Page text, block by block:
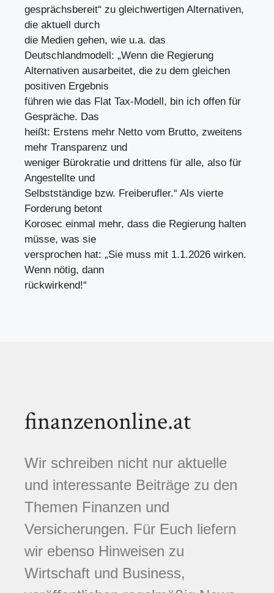
gesprächsbereit“ zu gleichwertigen Alternativen,
die aktuell durch
die Medien gehen, wie u.a. das
Deutschlandmodell: „Wenn die Regierung
Alternativen ausarbeitet, die zu dem gleichen
positiven Ergebnis
führen wie das Flat Tax-Modell, bin ich offen für
Gespräche. Das
heißt: Erstens mehr Netto vom Brutto, zweitens
mehr Transparenz und
weniger Bürokratie und drittens für alle, also für
Angestellte und
Selbstständige bzw. Freiberufler.“ Als vierte
Forderung betont
Korosec einmal mehr, dass die Regierung halten
müsse, was sie
versprochen hat: „Sie muss mit 1.1.2026 wirken.
Wenn nötig, dann
rückwirkend!“
finanzenonline.at
Wir schreiben nicht nur aktuelle
und interessante Beiträge zu den
Themen Finanzen und
Versicherungen. Für Euch liefern
wir ebenso Hinweisen zu
Wirtschaft und Business,